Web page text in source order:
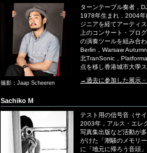
撮影：Jaap Scheeren
ターンテーブル奏者，
1978年生まれ．2004年
ジニアを経てアーティ
上のコンサート・プロ
の演奏ツールを組み合
Berlin，Warsaw
北TranSonic，
点を移し香港城市大學
→過去に参加した展示
Sachiko M
テスト用の信号音（サ
2003年，アルス・エレ
写真集出版など活動が
がけた「潮騒のメモリ
に「地元に帰ろう音頭